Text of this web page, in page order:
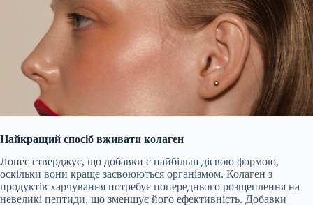
Найкращий спосіб вживати колаген
Лопес стверджує, що добавки є найбільш дієвою формою,
оскільки вони краще засвоюються організмом. Колаген з
продуктів харчування потребує попереднього розщеплення на
невеликі пептиди, що зменшує його ефективність. Добавки